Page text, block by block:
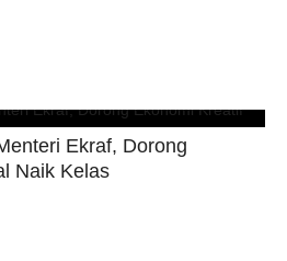
Ekraf, Dorong
Naik Kelas